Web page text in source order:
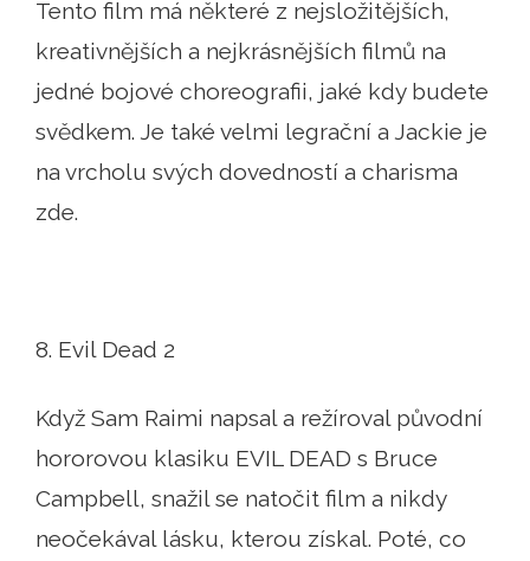
Tento film má některé z nejsložitějších,
kreativnějších a nejkrásnějších filmů na
jedné bojové choreografii, jaké kdy budete
svědkem. Je také velmi legrační a Jackie je
na vrcholu svých dovedností a charisma
zde.
8. Evil Dead 2
Když Sam Raimi napsal a režíroval původní
hororovou klasiku EVIL DEAD s Bruce
Campbell, snažil se natočit film a nikdy
neočekával lásku, kterou získal. Poté, co